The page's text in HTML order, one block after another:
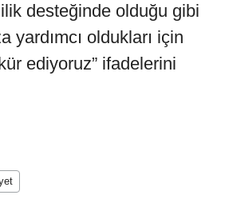
desteğinde olduğu gibi
yardımcı oldukları için
ediyoruz” ifadelerini